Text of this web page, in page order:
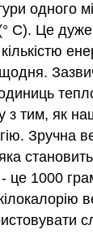
одного
C). Це дуже
щодня.
тим, як
Зручна
- це 1000